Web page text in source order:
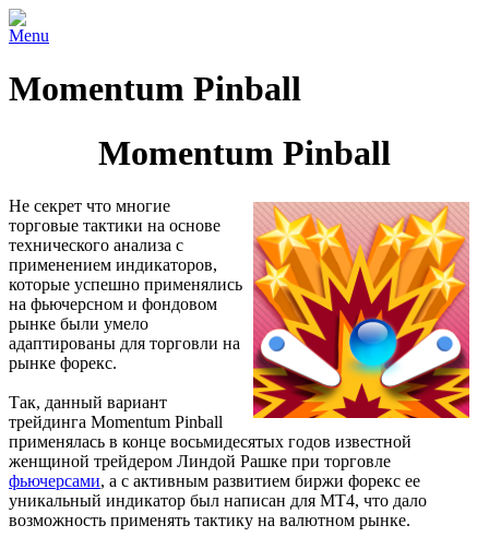
Menu
Momentum Pinball
Momentum Pinball
Не секрет что многие
торговые тактики на основе
технического анализа с
применением индикаторов,
которые успешно применялись
на фьючерсном и фондовом
рынке были умело
адаптированы для торговли на
рынке форекс.
Так, данный вариант
трейдинга Momentum Pinball
применялась в конце восьмидесятых годов известной
женщиной трейдером Линдой Рашке при торговле
фьючерсами, а с активным развитием биржи форекс ее
уникальный индикатор был написан для МТ4, что дало
возможность применять тактику на валютном рынке.